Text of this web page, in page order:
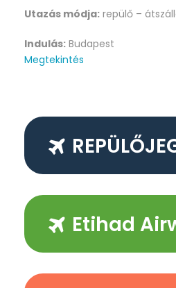
Utazás módja: repülő –
Indulás: Budapest
Megtekintés
Etihad